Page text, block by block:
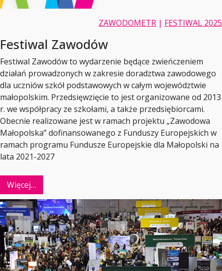
ZAWODOMETR | FESTIWAL 2025
Festiwal Zawodów
Festiwal Zawodów to wydarzenie będące zwieńczeniem
działań prowadzonych w zakresie doradztwa zawodowego
dla uczniów szkół podstawowych w całym województwie
małopolskim. Przedsięwzięcie to jest organizowane od 2013
r. we współpracy ze szkołami, a także przedsiębiorcami.
Obecnie realizowane jest w ramach projektu „Zawodowa
Małopolska” dofinansowanego z Funduszy Europejskich w
ramach programu Fundusze Europejskie dla Małopolski na
lata 2021-2027
Więcej…